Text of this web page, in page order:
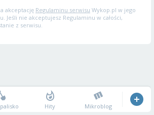
akceptację Regulaminu serwisu Wykop.pl w jego
Jeśli nie akceptujesz Regulaminu w całości,
z serwisu.
Hity Mikroblog